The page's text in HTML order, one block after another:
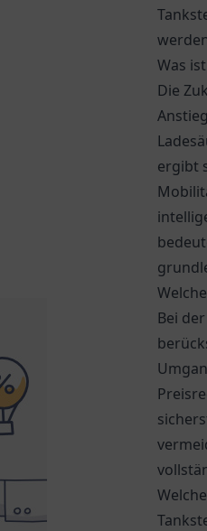
Was
Die
ergibt
Bei